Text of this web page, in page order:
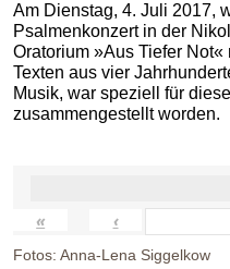
Am Dienstag, 4. Juli 2017,
Psalmenkonzert in der
Oratorium »Aus Tiefer
Texten aus vier
Musik, war speziell für
zusammengestellt worden.
« ‹
Fotos: Anna-Lena Siggelkow